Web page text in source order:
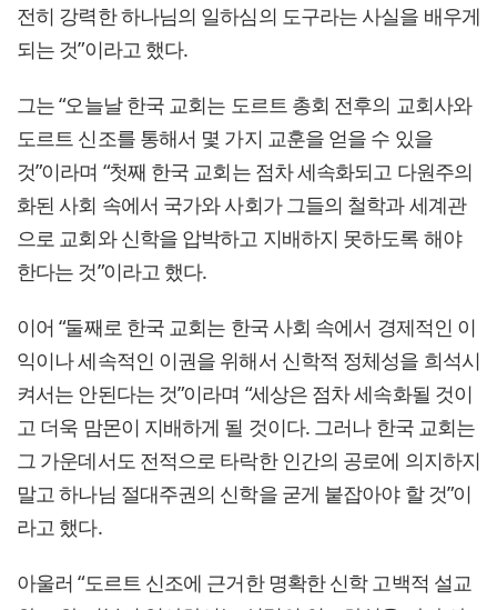
전히 강력한 하나님의 일하심의 도구라는 사실을 배우게
되는 것”이라고 했다.
그는 “오늘날 한국 교회는 도르트 총회 전후의 교회사와
도르트 신조를 통해서 몇 가지 교훈을 얻을 수 있을
것”이라며 “첫째 한국 교회는 점차 세속화되고 다원주의
화된 사회 속에서 국가와 사회가 그들의 철학과 세계관
으로 교회와 신학을 압박하고 지배하지 못하도록 해야
한다는 것”이라고 했다.
이어 “둘째로 한국 교회는 한국 사회 속에서 경제적인 이
익이나 세속적인 이권을 위해서 신학적 정체성을 희석시
켜서는 안된다는 것”이라며 “세상은 점차 세속화될 것이
고 더욱 맘몬이 지배하게 될 것이다. 그러나 한국 교회는
그 가운데서도 전적으로 타락한 인간의 공로에 의지하지
말고 하나님 절대주권의 신학을 굳게 붙잡아야 할 것”이
라고 했다.
아울러 “도르트 신조에 근거한 명확한 신학 고백적 설교